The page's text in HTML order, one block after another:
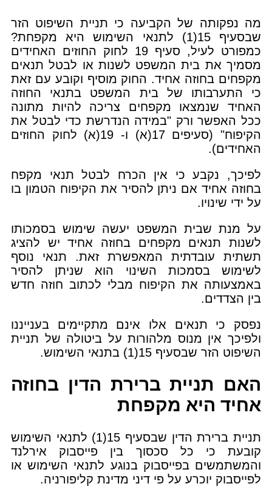
מה נפקותה של הקביעה כי תניית השיפוט הזר
שבסעיף 15(1) לתנאי השימוש היא מקפחת?
כמפורט לעיל, סעיף 19 לחוק החוזים האחידים
מסמיך את בית המשפט לשנות או לבטל תנאים
מקפחים בחוזה אחיד. החוק מוסיף וקובע עם זאת
כי התערבותו של בית המשפט בתנאי החוזה
האחיד שנמצאו מקפחים צריכה להיות מתונה
ככל האפשר ורק "במידה הנדרשת כדי לבטל את
הקיפוח" (סעיפים 17(א) ו- 19(א) לחוק החוזים
האחידים).
לפיכך, נקבע כי אין הכרח לבטל תנאי מקפח
בחוזה אחיד אם ניתן להסיר את הקיפוח הטמון בו
על ידי שינויו.
על מנת שבית המשפט יעשה שימוש בסמכותו
לשנות תנאים מקפחים בחוזה אחיד יש להציג
תשתית עובדתית המאפשרת זאת. תנאי נוסף
לשימוש בסמכות השינוי הוא שניתן להסיר
באמצעותה את הקיפוח מבלי לכתוב חוזה חדש
בין הצדדים.
נפסק כי תנאים אלו אינם מתקיימים בענייננו
ולפיכך אין מנוס מלהורות על ביטולה של תניית
השיפוט הזר שבסעיף 15(1) בתנאי השימוש.
האם תניית ברירת הדין בחוזה
אחיד היא מקפחת
תניית ברירת הדין שבסעיף 15(1) לתנאי השימוש
קובעת כי כל סכסוך בין פייסבוק אירלנד
והמשתמשים בפייסבוק בנוגע לתנאי השימוש או
לפייסבוק יוכרע על פי דיני מדינת קליפורניה.